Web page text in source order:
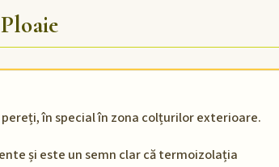
în special în zona colțurilor exterioare.
și este un semn clar că termoizolația